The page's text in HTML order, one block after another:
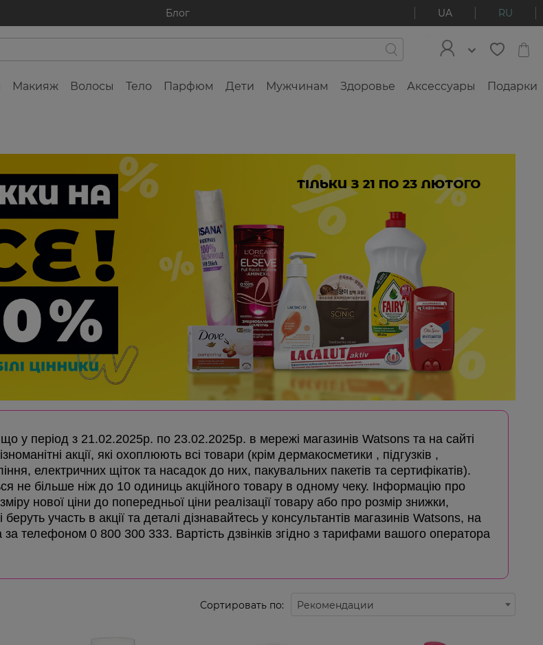
Блог UA RU
Макияж Волосы Тело Парфюм Дети Мужчинам Здоровье Аксессуары Подарки
у період з 21.02.2025р. по 23.02.2025р. в мережі магазинів Watsons та на сайті
акції, які охоплюють всі товари (крім дермакосметики , підгузків ,
електричних щіток та насадок до них, пакувальних пакетів та сертифікатів).
не більше ніж до 10 одиниць акційного товару в одному чеку. Інформацію про
нової ціни до попередньої ціни реалізації товару або про розмір знижки,
беруть участь в акції та деталі дізнавайтесь у консультантів магазинів Watsons, на
за телефоном 0 800 300 333. Вартість дзвінків згідно з тарифами вашого оператора
Сортировать по: Рекомендации